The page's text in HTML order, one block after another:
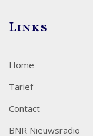
Links
Home
Tarief
Contact
BNR Nieuwsradio